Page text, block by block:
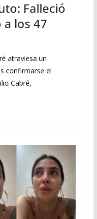
Falleció
los 47
atraviesa un
confirmarse el
Cabré,